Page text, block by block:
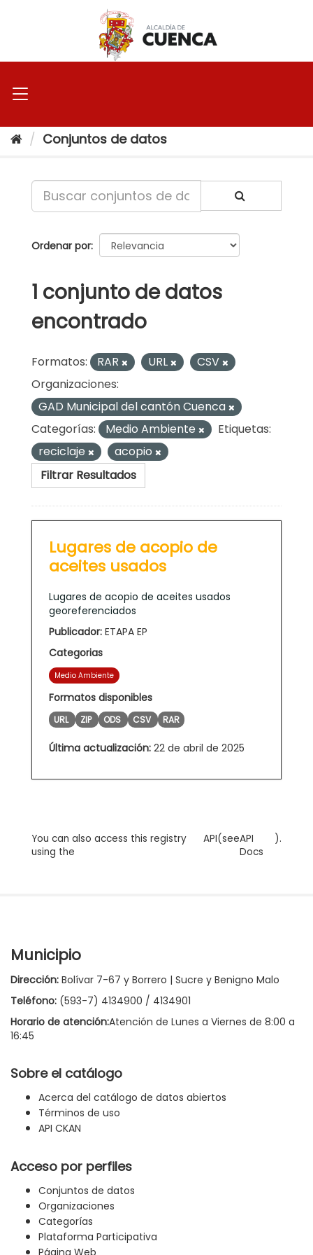
Conjuntos de datos
Ordenar por
1 conjunto de datos
encontrado
Formatos: RAR URL
CSV
Organizaciones:
GAD Municipal del cantón Cuenca
Categorías:
Medio Ambiente
Etiquetas:
reciclaje
acopio
Filtrar Resultados
Lugares de acopio de
aceites usados
Lugares de acopio de aceites usados
georeferenciados
Publicador: ETAPA EP
Categorias
Medio Ambiente
Formatos disponibles
URL ZIP ODS CSV RAR
Última actualización: 22 de abril de 2025
You can also access this registry
using the
API(seeAPI
Docs
).
Municipio
Dirección: Bolívar 7-67 y Borrero | Sucre y Benigno Malo
Teléfono: (593-7) 4134900 / 4134901
Horario de atención:Atención de Lunes a Viernes de 8:00 a
16:45
Sobre el catálogo
Acerca del catálogo de datos abiertos
Términos de uso
API CKAN
Acceso por perfiles
Conjuntos de datos
Organizaciones
Categorías
Plataforma Participativa
Página Web